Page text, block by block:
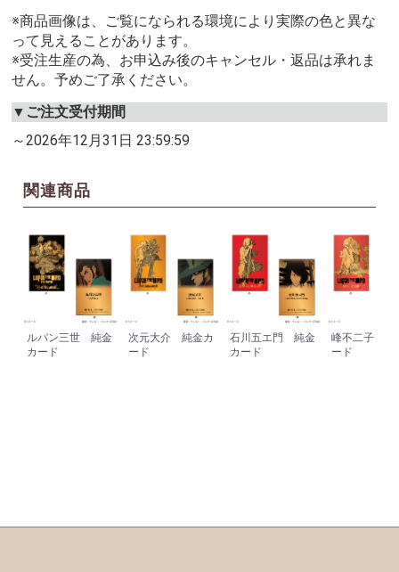
※商品画像は、ご覧になられる環境により実際の色と異な
って見えることがあります。
※受注生産の為、お申込み後のキャンセル・返品は承れま
せん。予めご了承ください。
▼ご注文受付期間
～2026年12月31日 23:59:59
関連商品
ルパン三世 純金
カード
次元大介 純金カ
ード
石川五エ門 純金
カード
峰不二子 純
ード